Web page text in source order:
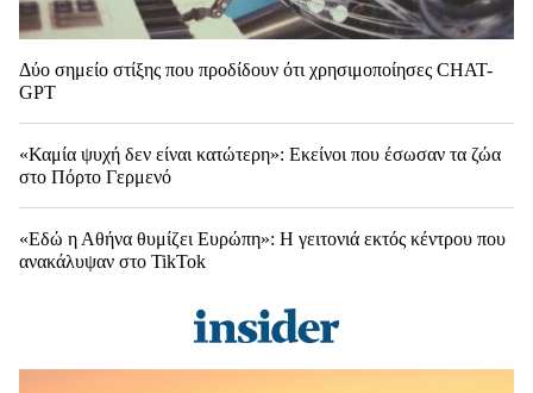
Δύο σημείο στίξης που προδίδουν ότι χρησιμοποίησες CHAT-
GPT
«Καμία ψυχή δεν είναι κατώτερη»: Εκείνοι που έσωσαν τα ζώα
στο Πόρτο Γερμενό
«Εδώ η Αθήνα θυμίζει Ευρώπη»: H γειτονιά εκτός κέντρου που
ανακάλυψαν στο TikTok